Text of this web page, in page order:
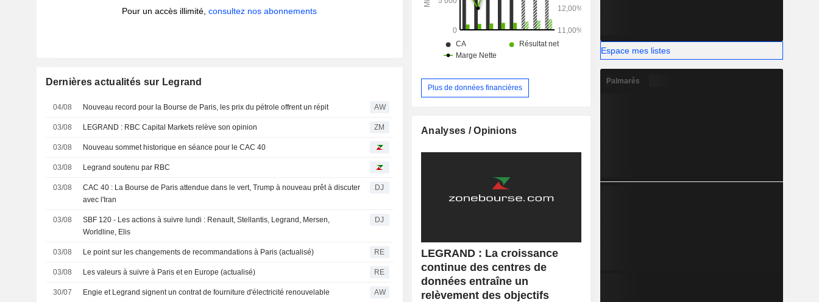
Pour un accès illimité,consultez nos abonnements
Dernières actualités sur Legrand
04/08 Nouveau record pour la Bourse de Paris, les prix du pétrole offrent un répit AW
03/08 LEGRAND : RBC Capital Markets relève son opinion ZM
03/08 Nouveau sommet historique en séance pour le CAC 40
03/08 Legrand soutenu par RBC
03/08
CAC 40 : La Bourse de Paris attendue dans le vert, Trump à nouveau prêt à discuter
avec l'Iran
DJ
03/08
SBF 120 - Les actions à suivre lundi : Renault, Stellantis, Legrand, Mersen,
Worldline, Elis
DJ
03/08 Le point sur les changements de recommandations à Paris (actualisé) RE
03/08 Les valeurs à suivre à Paris et en Europe (actualisé) RE
30/07 Engie et Legrand signent un contrat de fourniture d'électricité renouvelable AW
Plus de données financières
Analyses / Opinions
LEGRAND : La croissance
continue des centres de
données entraîne un
relèvement des objectifs
Espace mes listes
Palmarès